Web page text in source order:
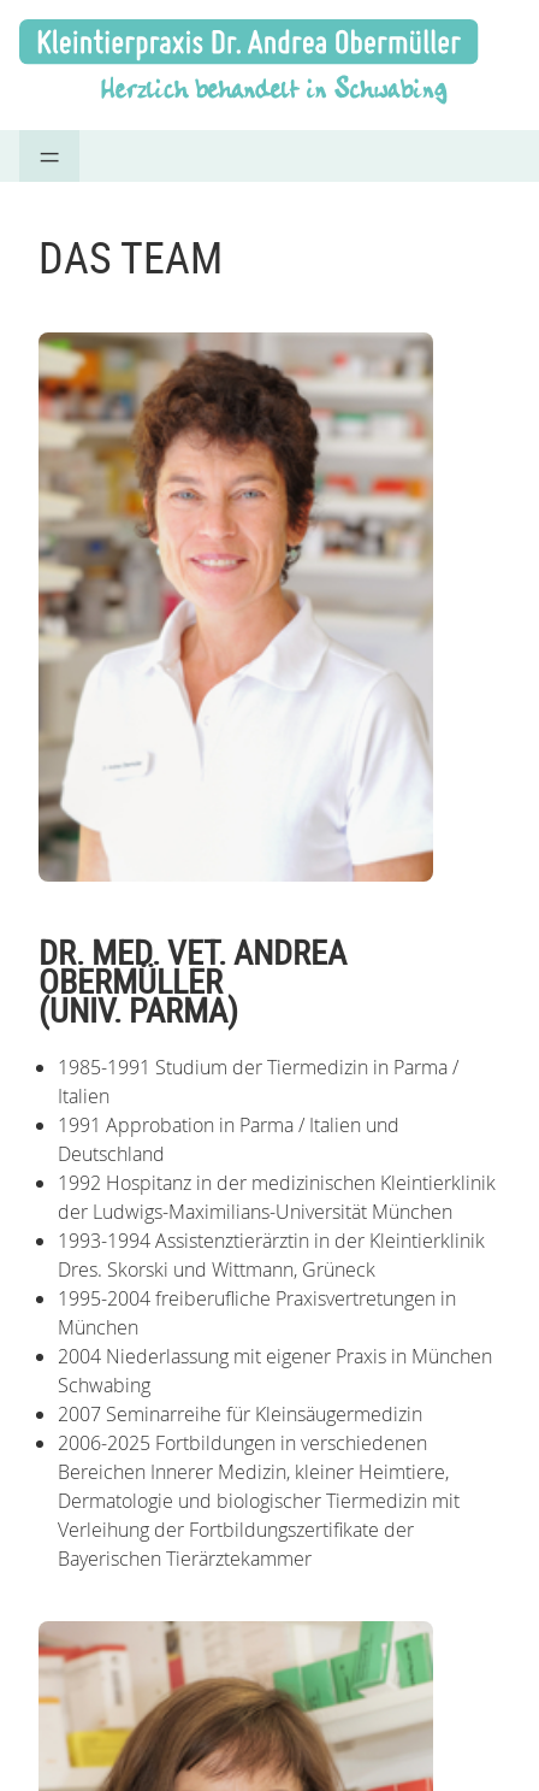
=
DAS TEAM
DR. MED. VET. ANDREA
OBERMÜLLER
(UNIV. PARMA)
1985-1991 Studium der Tiermedizin in Parma /
Italien
1991 Approbation in Parma / Italien und
Deutschland
1992 Hospitanz in der medizinischen Kleintierklinik
der Ludwigs-Maximilians-Universität München
1993-1994 Assistenztierärztin in der Kleintierklinik
Dres. Skorski und Wittmann, Grüneck
1995-2004 freiberufliche Praxisvertretungen in
München
2004 Niederlassung mit eigener Praxis in München
Schwabing
2007 Seminarreihe für Kleinsäugermedizin
2006-2025 Fortbildungen in verschiedenen
Bereichen Innerer Medizin, kleiner Heimtiere,
Dermatologie und biologischer Tiermedizin mit
Verleihung der Fortbildungszertifikate der
Bayerischen Tierärztekammer